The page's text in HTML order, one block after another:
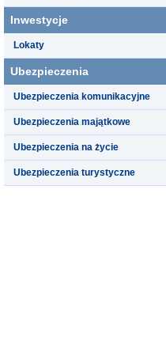
Inwestycje
Lokaty
Ubezpieczenia
Ubezpieczenia komunikacyjne
Ubezpieczenia majątkowe
Ubezpieczenia na życie
Ubezpieczenia turystyczne